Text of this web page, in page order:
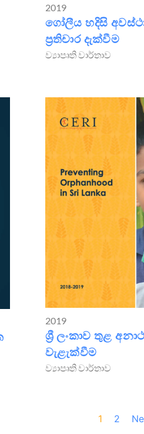
2019
ගෝලීය හදිසි
ප්‍රතිචාර දැක්වීම
ව්‍යාපෘති වාර්තාව
2019
ශ්‍රී ලංකාව තුළ
වැළැක්වීම
ව්‍යාපෘති වාර්තාව
1 2